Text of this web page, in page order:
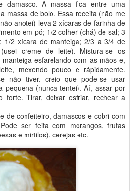
damasco. A massa fica entre uma
massa de bolo. Essa receita (não me
anotei) leva 2 xícaras de farinha de
em pó; 1/2 colher (chá) de sal; 3
1/2 xícara de manteiga; 2/3 a 3/4 de
creme de leite). Mistura-se os
esfarelando com as mãos e,
mexendo pouco e rápidamente.
não tiver, creio que pode-se usar
pequena (nunca tentei). Aí, assar por
forte. Tirar, deixar esfriar, rechear a
de confeiteiro, damascos e cobri com
ser feita com morangos, frutas
e mirtilos), cerejas etc.